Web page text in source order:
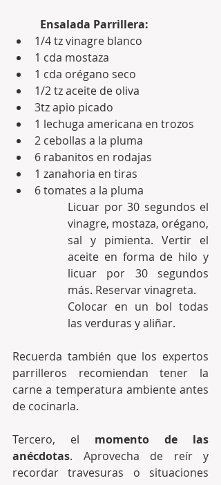
Ensalada Parrillera:
1/4 tz vinagre blanco
1 cda mostaza
1 cda orégano seco
1/2 tz aceite de oliva
3tz apio picado
1 lechuga americana en trozos
2 cebollas a la pluma
6 rabanitos en rodajas
1 zanahoria en tiras
6 tomates a la pluma
Licuar por 30 segundos el
vinagre, mostaza, orégano,
sal y pimienta. Vertir el
aceite en forma de hilo y
licuar por 30 segundos
más. Reservar vinagreta.
Colocar en un bol todas
las verduras y aliñar.
Recuerda también que los expertos
parrilleros recomiendan tener la
carne a temperatura ambiente antes
de cocinarla.
Tercero, el momento de las
anécdotas. Aprovecha de reír y
recordar travesuras o situaciones